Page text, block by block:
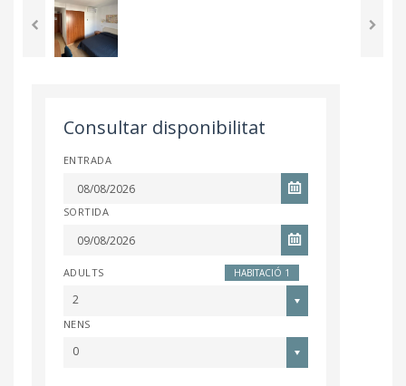
Consultar disponibilitat
ENTRADA
SORTIDA
HABITACIÓ 1
ADULTS
2
NENS
0